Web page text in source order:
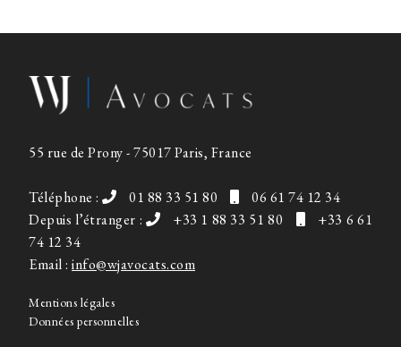
55 rue de Prony - 75017 Paris, France
Téléphone : 01 88 33 51 80
06 61 74 12 34
Depuis l’étranger :
+33 1 88 33 51 80
+33 6 61
74 12 34
Email : info@wjavocats.com
Mentions légales
Données personnelles